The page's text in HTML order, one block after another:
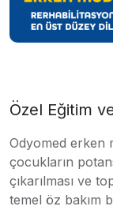
Özel Eğitim
Odyomed erken
çocukların
çıkarılması ve
temel öz bakım